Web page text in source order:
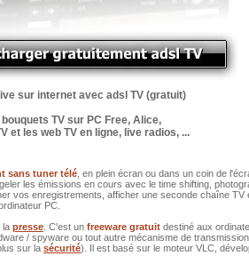
sur internet avec adsl TV (gratuit)
TV sur PC Free, Alice,
et les web TV en ligne, live radios, ...
sans tuner télé , en plein écran ou dans un coin de
, geler les émissions en cours avec le time shifting,
vos enregistrements, afficher une seconde chaîne TV
PC.
la presse . C'est un freeware gratuit destiné aux
/ spyware ou tout autre mécanisme de
sur la sécurité). Il est basé sur le moteur VLC,